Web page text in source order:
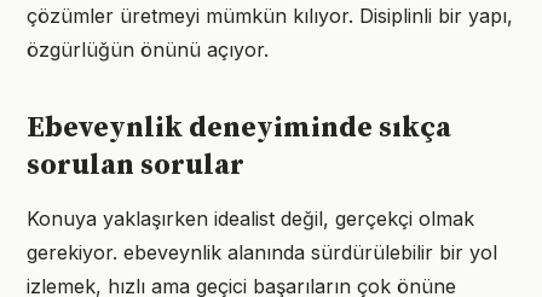
çözümler üretmeyi mümkün kılıyor. Disiplinli bir yapı,
özgürlüğün önünü açıyor.
Ebeveynlik deneyiminde sıkça
sorulan sorular
Konuya yaklaşırken idealist değil, gerçekçi olmak
gerekiyor. ebeveynlik alanında sürdürülebilir bir yol
izlemek, hızlı ama geçici başarıların çok önüne